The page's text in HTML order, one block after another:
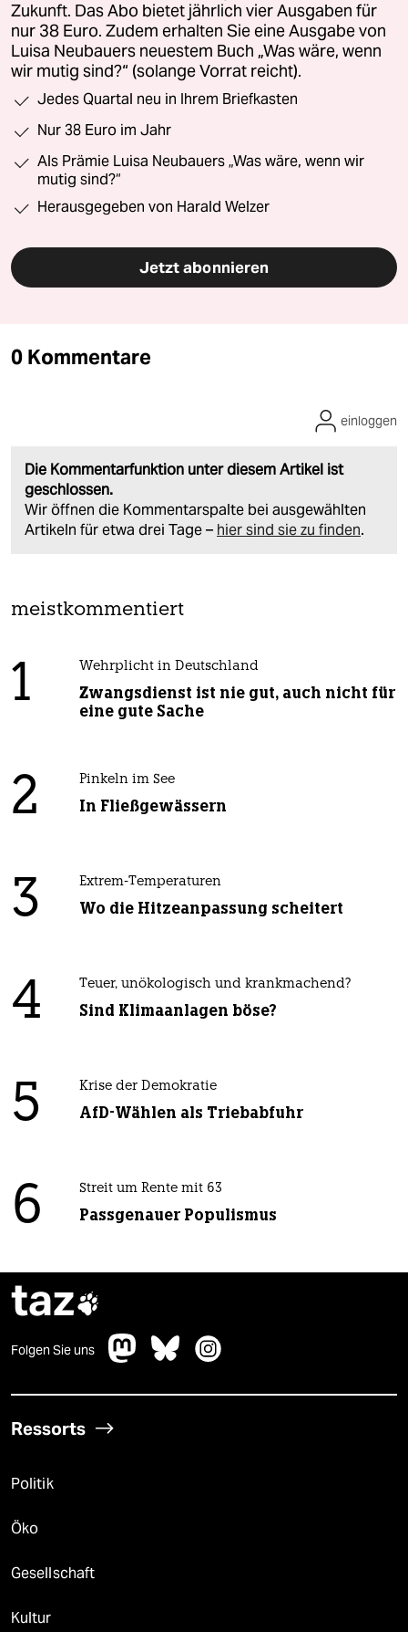
Zukunft. Das Abo bietet jährlich vier Ausgaben für
nur 38 Euro. Zudem erhalten Sie eine Ausgabe von
Luisa Neubauers neuestem Buch „Was wäre, wenn
wir mutig sind?“ (solange Vorrat reicht).
Jedes Quartal neu in Ihrem Briefkasten
Nur 38 Euro im Jahr
Als Prämie Luisa Neubauers „Was wäre, wenn wir
mutig sind?“
Herausgegeben von Harald Welzer
Jetzt abonnieren
0 Kommentare
Die Kommentarfunktion unter diesem Artikel ist
geschlossen.
Wir öffnen die Kommentarspalte bei ausgewählten
Artikeln für etwa drei Tage – hier sind sie zu finden.
einloggen
meistkommentiert
1 Wehrplicht in Deutschland
Zwangsdienst ist nie gut, auch nicht für
eine gute Sache
2 Pinkeln im See
In Fließgewässern
3 Extrem-Temperaturen
Wo die Hitzeanpassung scheitert
4 Teuer, unökologisch und krankmachend?
Sind Klimaanlagen böse?
5 Krise der Demokratie
AfD-Wählen als Triebabfuhr
6 Streit um Rente mit 63
Passgenauer Populismus
taz
Folgen Sie uns
Ressorts
Politik
Öko
Gesellschaft
Kultur